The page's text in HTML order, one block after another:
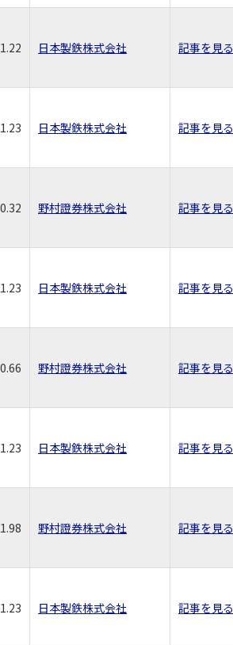
日本製鉄株式会社 記事を見る
日本製鉄株式会社 記事を見る
野村證券株式会社 記事を見る
日本製鉄株式会社 記事を見る
0.66 野村證券株式会社 記事を見る
日本製鉄株式会社 記事を見る
1.98 野村證券株式会社 記事を見る
日本製鉄株式会社 記事を見る